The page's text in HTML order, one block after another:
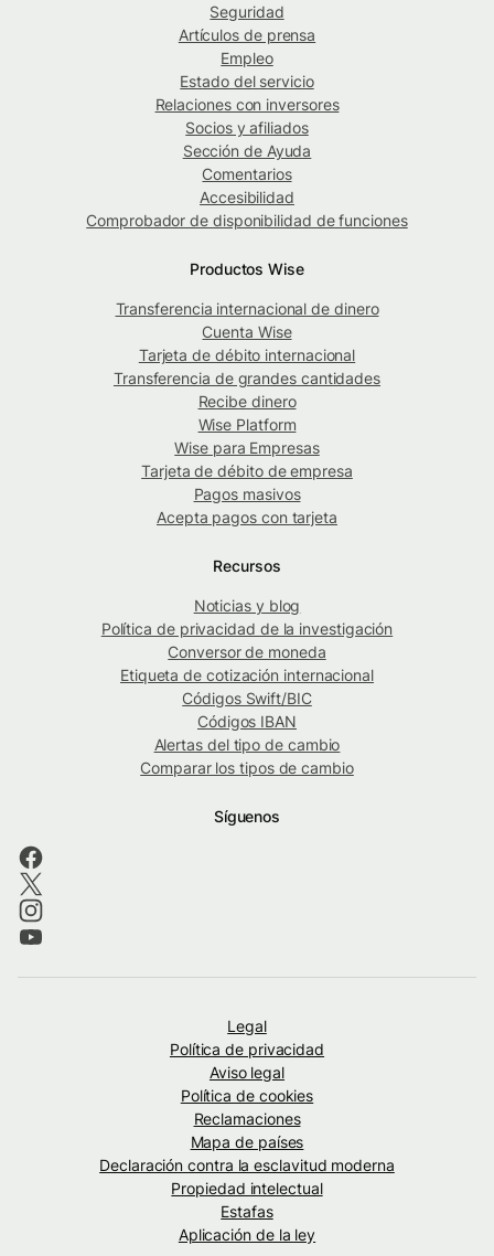
Seguridad
Artículos de prensa
Empleo
Estado del servicio
Relaciones con inversores
Socios y afiliados
Sección de Ayuda
Comentarios
Accesibilidad
Comprobador de disponibilidad de funciones
Productos Wise
Transferencia internacional de dinero
Cuenta Wise
Tarjeta de débito internacional
Transferencia de grandes cantidades
Recibe dinero
Wise Platform
Wise para Empresas
Tarjeta de débito de empresa
Pagos masivos
Acepta pagos con tarjeta
Recursos
Noticias y blog
Política de privacidad de la investigación
Conversor de moneda
Etiqueta de cotización internacional
Códigos Swift/BIC
Códigos IBAN
Alertas del tipo de cambio
Comparar los tipos de cambio
Síguenos
Legal
Política de privacidad
Aviso legal
Política de cookies
Reclamaciones
Mapa de países
Declaración contra la esclavitud moderna
Propiedad intelectual
Estafas
Aplicación de la ley